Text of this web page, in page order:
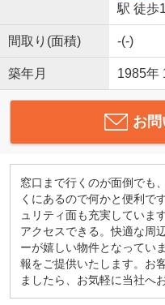
駅 徒歩
間取り(面積) -(-)
築年月 1985年
お
窓口まで行くのが面倒でも
くにあるので何かと便利で
ュリティ面も充実していま
アクセスできる。快適な周
ーが嬉しい物件となってい
報をご提供いたします。お
ましたら、お気軽に当社へ